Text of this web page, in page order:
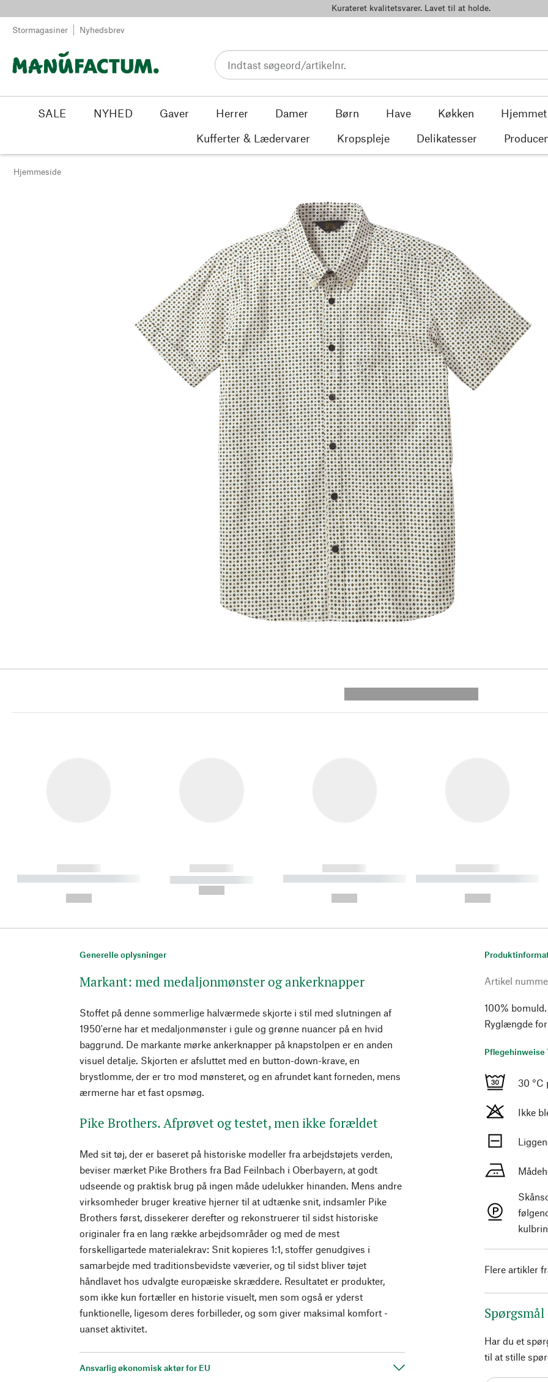
Kurateret kvalitetsvarer. Lavet til at holde.
Stormagasiner Nyhedsbrev
SALE NYHED Gaver Herrer Damer Børn Have Køkken Hjemmet
Kufferter & Lædervarer
Kropspleje Delikatesser
Hjemmeside
------------
----------- ----------- ----------
------------
----------- -----------
------------
----------- ----------- ----------
------------
----------- ----------- ----------
Generelle oplysninger
Markant: med medaljonmønster og ankerknapper
Stoffet på denne sommerlige halværmede skjorte i stil med slutningen af
1950'erne har et medaljonmønster i gule og grønne nuancer på en hvid
baggrund. De markante mørke ankerknapper på knapstolpen er en anden
visuel detalje. Skjorten er afsluttet med en button-down-krave, en
brystlomme, der er tro mod mønsteret, og en afrundet kant forneden, mens
ærmerne har et fast opsmøg.
Pike Brothers. Afprøvet og testet, men ikke forældet
Med sit tøj, der er baseret på historiske modeller fra arbejdstøjets verden,
beviser mærket Pike Brothers fra Bad Feilnbach i Oberbayern, at godt
udseende og praktisk brug på ingen måde udelukker hinanden. Mens andre
virksomheder bruger kreative hjerner til at udtænke snit, indsamler Pike
Brothers først, dissekerer derefter og rekonstruerer til sidst historiske
originaler fra en lang række arbejdsområder og med de mest
forskelligartede materialekrav: Snit kopieres 1:1, stoffer genudgives i
samarbejde med traditionsbevidste væverier, og til sidst bliver tøjet
håndlavet hos udvalgte europæiske skræddere. Resultatet er produkter,
som ikke kun fortæller en historie visuelt, men som også er yderst
funktionelle, ligesom deres forbilleder, og som giver maksimal komfort -
uanset aktivitet.
Ansvarlig økonomisk aktør for EU
Artikel
100%
Ryglængde
Pflegehinweise
30 °C
Ikke
Flere artikler
Har du et
til at stille